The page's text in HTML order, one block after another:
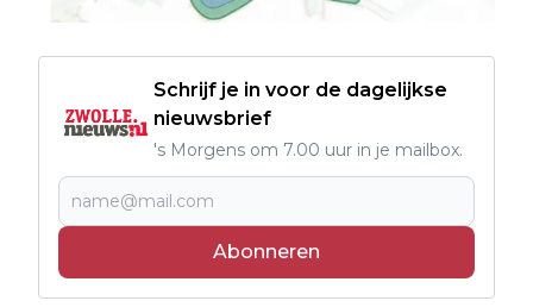
Schrijf je in voor de dagelijkse
nieuwsbrief
's Morgens om 7.00 uur in je mailbox.
Abonneren